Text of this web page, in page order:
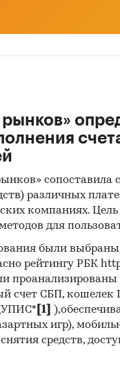
сопоставила
различных
компаниях.
для
были
рейтингу РБК
проанализированы
счет СБП,
[1]
игр),
средств,